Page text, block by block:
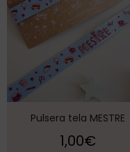
Pulsera tela MESTRE
1,00€